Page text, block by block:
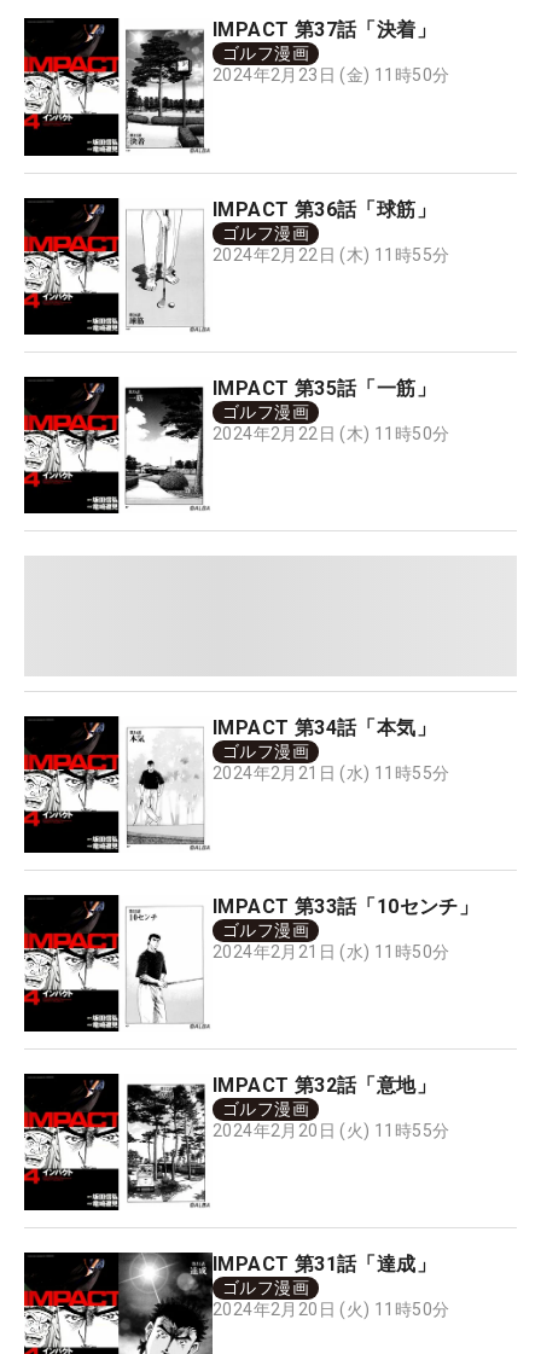
IMPACT 第37話「決着」
ゴルフ漫画
2024年2月23日 (金) 11時50分
IMPACT 第36話「球筋」
ゴルフ漫画
2024年2月22日 (木) 11時55分
IMPACT 第35話「一筋」
ゴルフ漫画
2024年2月22日 (木) 11時50分
IMPACT 第34話「本気」
ゴルフ漫画
2024年2月21日 (水) 11時55分
IMPACT 第33話「10センチ」
ゴルフ漫画
2024年2月21日 (水) 11時50分
IMPACT 第32話「意地」
ゴルフ漫画
2024年2月20日 (火) 11時55分
IMPACT 第31話「達成」
ゴルフ漫画
2024年2月20日 (火) 11時50分